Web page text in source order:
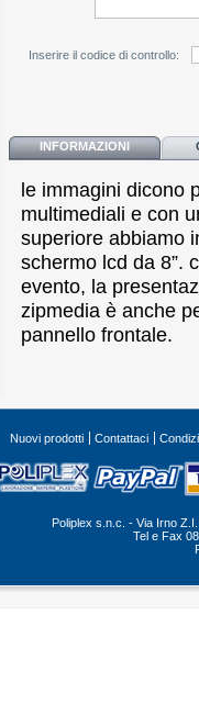
Inserire il codice di controllo:
INFORMAZIONI
le immagini dicono
multimediali e con
superiore abbiamo
schermo lcd da 8”.
evento, la
zipmedia è anche
pannello frontale.
Nuovi prodotti Contattaci
Poliplex s.n.c. - Via Irno
Tel e Fax